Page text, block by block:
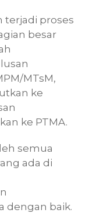
terjadi proses
besar
MTsM,
ke
ke PTMA.
semua
ada di
dengan baik.